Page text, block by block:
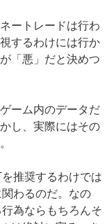
ートレードは行わ
するわけには行か
「悪」だと決めつ
ーム内のデータだ
し、実際にはその
推奨するわけでは
わるのだ。なの
為ならもちろんそ